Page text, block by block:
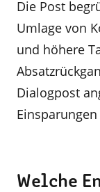
Die Post
Umlage von
und höhere
Dialogpost
Welche